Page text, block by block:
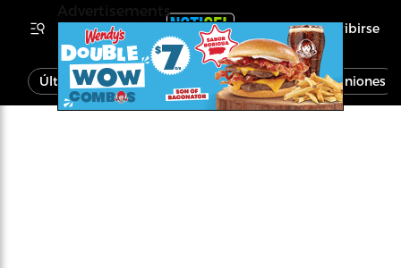
Inscribirse
Última Hora Noticias Economía Opiniones
Advertisements